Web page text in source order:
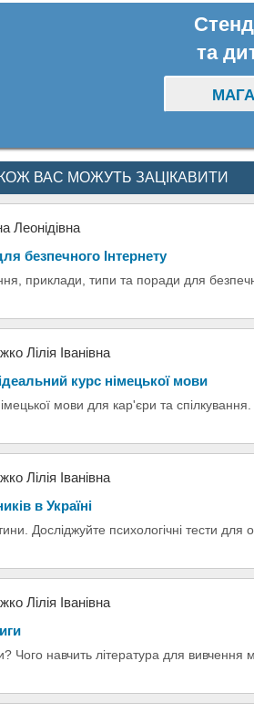
та
ВАС МОЖУТЬ ЗАЦІКАВИТИ
Леонідівна
безпечного Інтернету
приклади, типи та поради для
Лілія Іванівна
курс німецької мови
мови для кар'єри та
Лілія Іванівна
в Україні
Досліджуйте психологічні тести для
Лілія Іванівна
Чого навчить література для вивчення